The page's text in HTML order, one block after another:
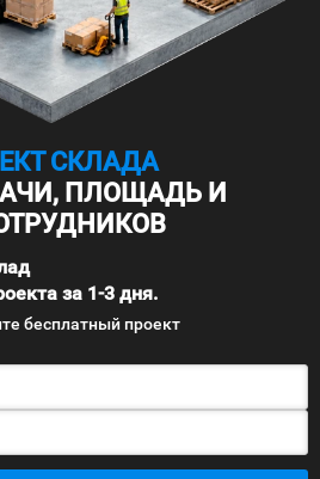
СКЛАДА
ПЛОЩАДЬ И
за 1-3 дня.
бесплатный проект